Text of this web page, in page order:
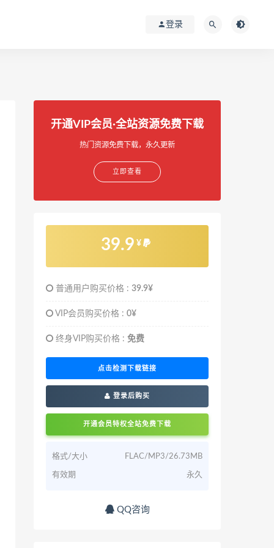
登录
开通VIP会员·全站资源免费下载
热门资源免费下载，永久更新
立即查看
39.9 ¥
普通用户购买价格 : 39.9¥
VIP会员购买价格 : 0¥
终身VIP购买价格 : 免费
点击检测下载链接
登录后购买
开通会员特权全站免费下载
格式/大小 FLAC/MP3/26.73MB
有效期 永久
QQ咨询